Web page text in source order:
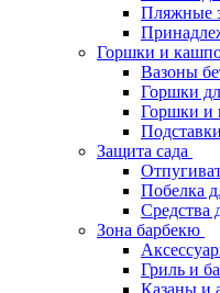
Пляжные
Горшки и
Вазоны
Горшки
Горшки и
Защита сада
Побелка
Средства
Зона барбекю
Гриль и
Казаны и